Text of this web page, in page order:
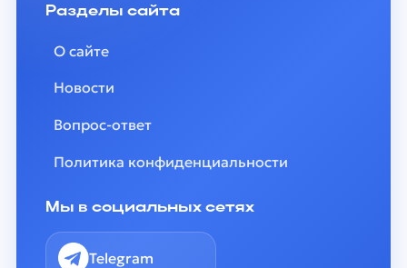
Разделы сайта
О сайте
Новости
Вопрос-ответ
Политика конфиденциальности
Мы в социальных сетях
Telegram